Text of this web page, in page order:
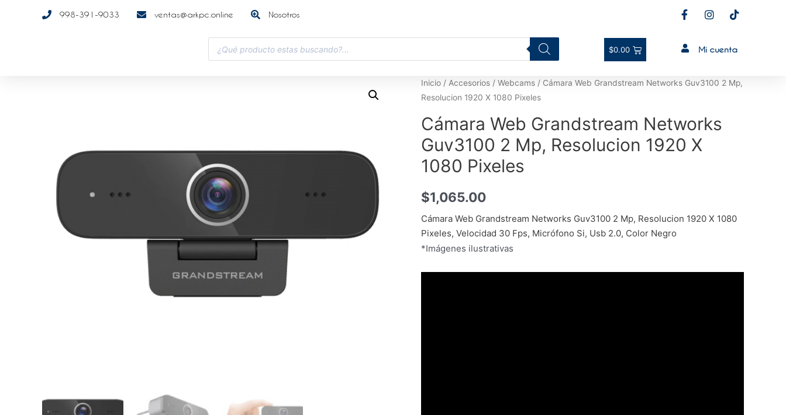
998-391-9033 ventas@arkpc.online Nosotros
$0.00 Mi cuenta
Inicio / Accesorios / Webcams / Cámara Web Grandstream Networks Guv3100 2 Mp,
Resolucion 1920 X 1080 Pixeles
Cámara Web Grandstream Networks
Guv3100 2 Mp, Resolucion 1920 X
1080 Pixeles
$1,065.00
Cámara Web Grandstream Networks Guv3100 2 Mp, Resolucion 1920 X 1080
Pixeles, Velocidad 30 Fps, Micrófono Si, Usb 2.0, Color Negro
*Imágenes ilustrativas